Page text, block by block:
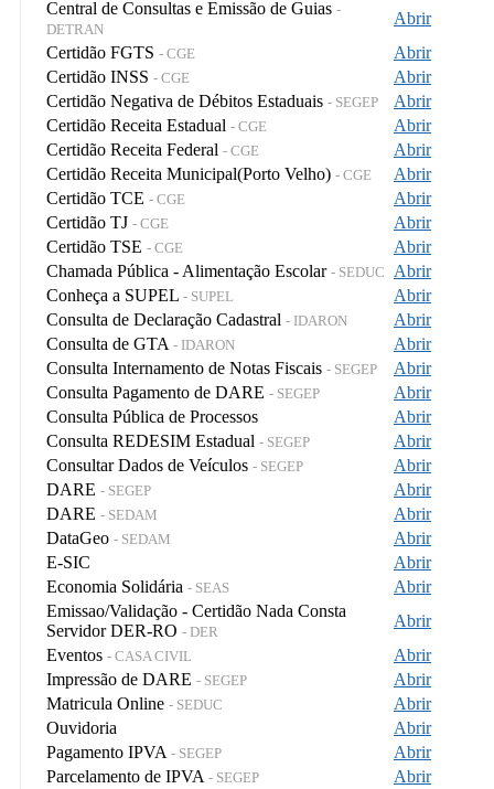
Central de Consultas e Emissão de Guias -
DETRAN
Abrir
Certidão FGTS - CGE
Abrir
Certidão INSS - CGE
Abrir
Certidão Negativa de Débitos Estaduais - SEGEP
Abrir
Certidão Receita Estadual - CGE
Abrir
Certidão Receita Federal - CGE
Abrir
Certidão Receita Municipal(Porto Velho) - CGE
Abrir
Certidão TCE - CGE
Abrir
Certidão TJ - CGE
Abrir
Certidão TSE - CGE
Abrir
Chamada Pública - Alimentação Escolar - SEDUC
Abrir
Conheça a SUPEL - SUPEL
Abrir
Consulta de Declaração Cadastral - IDARON
Abrir
Consulta de GTA - IDARON
Abrir
Consulta Internamento de Notas Fiscais - SEGEP
Abrir
Consulta Pagamento de DARE - SEGEP
Abrir
Consulta Pública de Processos
Abrir
Consulta REDESIM Estadual - SEGEP
Abrir
Consultar Dados de Veículos - SEGEP
Abrir
DARE - SEGEP
Abrir
DARE - SEDAM
Abrir
DataGeo - SEDAM
Abrir
E-SIC
Abrir
Economia Solidária - SEAS
Abrir
Emissao/Validação - Certidão Nada Consta
Servidor DER-RO - DER
Abrir
Eventos - CASA CIVIL
Abrir
Impressão de DARE - SEGEP
Abrir
Matricula Online - SEDUC
Abrir
Ouvidoria
Abrir
Pagamento IPVA - SEGEP
Abrir
Parcelamento de IPVA - SEGEP
Abrir